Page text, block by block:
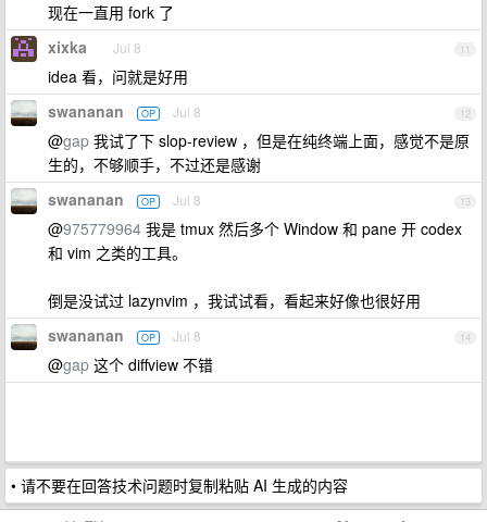
现在一直用 fork 了
11
xixka Jul 8
idea 看，问就是好用
12
swananan OP Jul 8
@gap 我试了下 slop-review ，但是在纯终端上面，感觉不是原
生的，不够顺手，不过还是感谢
13
swananan OP Jul 8
@975779964 我是 tmux 然后多个 Window 和 pane 开 codex
和 vim 之类的工具。
倒是没试过 lazynvim ，我试试看，看起来好像也很好用
14
swananan OP Jul 8
@gap 这个 diffview 不错
• 请不要在回答技术问题时复制粘贴 AI 生成的内容